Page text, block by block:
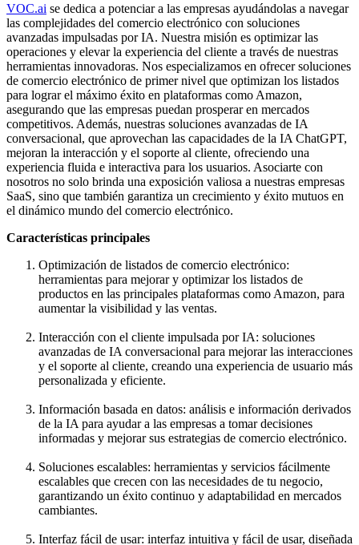
VOC.ai se dedica a potenciar a las empresas ayudándolas a navegar
las complejidades del comercio electrónico con soluciones
avanzadas impulsadas por IA. Nuestra misión es optimizar las
operaciones y elevar la experiencia del cliente a través de nuestras
herramientas innovadoras. Nos especializamos en ofrecer soluciones
de comercio electrónico de primer nivel que optimizan los listados
para lograr el máximo éxito en plataformas como Amazon,
asegurando que las empresas puedan prosperar en mercados
competitivos. Además, nuestras soluciones avanzadas de IA
conversacional, que aprovechan las capacidades de la IA ChatGPT,
mejoran la interacción y el soporte al cliente, ofreciendo una
experiencia fluida e interactiva para los usuarios. Asociarte con
nosotros no solo brinda una exposición valiosa a nuestras empresas
SaaS, sino que también garantiza un crecimiento y éxito mutuos en
el dinámico mundo del comercio electrónico.
Características principales
Optimización de listados de comercio electrónico:
herramientas para mejorar y optimizar los listados de
productos en las principales plataformas como Amazon, para
aumentar la visibilidad y las ventas.
Interacción con el cliente impulsada por IA: soluciones
avanzadas de IA conversacional para mejorar las interacciones
y el soporte al cliente, creando una experiencia de usuario más
personalizada y eficiente.
Información basada en datos: análisis e información derivados
de la IA para ayudar a las empresas a tomar decisiones
informadas y mejorar sus estrategias de comercio electrónico.
Soluciones escalables: herramientas y servicios fácilmente
escalables que crecen con las necesidades de tu negocio,
garantizando un éxito continuo y adaptabilidad en mercados
cambiantes.
Interfaz fácil de usar: interfaz intuitiva y fácil de usar, diseñada